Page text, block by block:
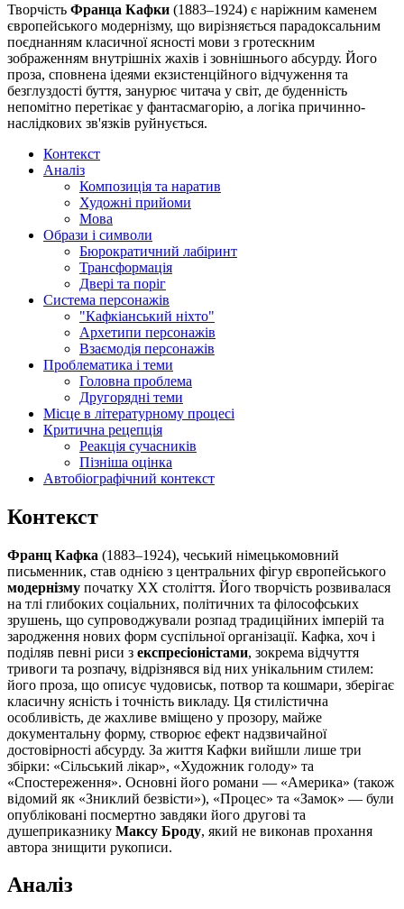
Творчість Франца Кафки (1883–1924) є наріжним каменем
європейського модернізму, що вирізняється парадоксальним
поєднанням класичної ясності мови з гротескним
зображенням внутрішніх жахів і зовнішнього абсурду. Його
проза, сповнена ідеями екзистенційного відчуження та
безглуздості буття, занурює читача у світ, де буденність
непомітно перетікає у фантасмагорію, а логіка причинно-
наслідкових зв'язків руйнується.
Контекст
Аналіз
Композиція та наратив
Художні прийоми
Мова
Образи і символи
Бюрократичний лабіринт
Трансформація
Двері та поріг
Система персонажів
"Кафкіанський ніхто"
Архетипи персонажів
Взаємодія персонажів
Проблематика і теми
Головна проблема
Другорядні теми
Місце в літературному процесі
Критична рецепція
Реакція сучасників
Пізніша оцінка
Автобіографічний контекст
Контекст
Франц Кафка (1883–1924), чеський німецькомовний
письменник, став однією з центральних фігур європейського
модернізму початку XX століття. Його творчість розвивалася
на тлі глибоких соціальних, політичних та філософських
зрушень, що супроводжували розпад традиційних імперій та
зародження нових форм суспільної організації. Кафка, хоч і
поділяв певні риси з експресіоністами, зокрема відчуття
тривоги та розпачу, відрізнявся від них унікальним стилем:
його проза, що описує чудовиськ, потвор та кошмари, зберігає
класичну ясність і точність викладу. Ця стилістична
особливість, де жахливе вміщено у прозору, майже
документальну форму, створює ефект надзвичайної
достовірності абсурду. За життя Кафки вийшли лише три
збірки: «Сільський лікар», «Художник голоду» та
«Спостереження». Основні його романи — «Америка» (також
відомий як «Зниклий безвісти»), «Процес» та «Замок» — були
опубліковані посмертно завдяки його другові та
душеприказнику Максу Броду, який не виконав прохання
автора знищити рукописи.
Аналіз